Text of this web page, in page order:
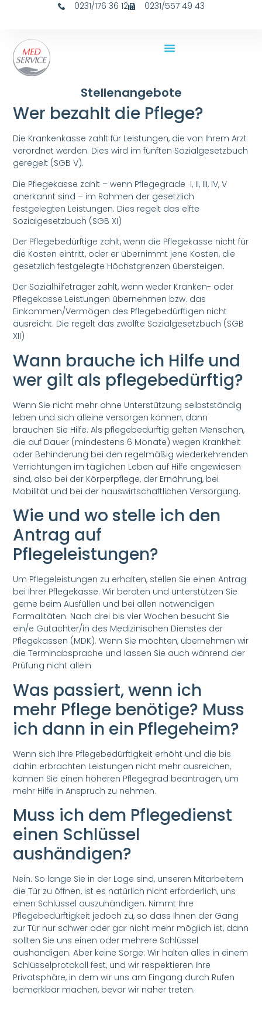
0231/176 36 12 0231/557 49 43
Stellenangebote
Wer bezahlt die Pflege?
Die Krankenkasse zahlt für Leistungen, die von Ihrem Arzt
verordnet werden. Dies wird im fünften Sozialgesetzbuch
geregelt (SGB V).
Die Pflegekasse zahlt – wenn Pflegegrade I, II, III, IV, V
anerkannt sind – im Rahmen der gesetzlich
festgelegten Leistungen. Dies regelt das elfte
Sozialgesetzbuch (SGB XI)
Der Pflegebedürftige zahlt, wenn die Pflegekasse nicht für
die Kosten eintritt, oder er übernimmt jene Kosten, die
gesetzlich festgelegte Höchstgrenzen übersteigen.
Der Sozialhilfeträger zahlt, wenn weder Kranken- oder
Pflegekasse Leistungen übernehmen bzw. das
Einkommen/Vermögen des Pflegebedürftigen nicht
ausreicht. Die regelt das zwölfte Sozialgesetzbuch (SGB
XII)
Wann brauche ich Hilfe und
wer gilt als pflegebedürftig?
Wenn Sie nicht mehr ohne Unterstützung selbstständig
leben und sich alleine versorgen können, dann
brauchen Sie Hilfe. Als pflegebedürftig gelten Menschen,
die auf Dauer (mindestens 6 Monate) wegen Krankheit
oder Behinderung bei den regelmäßig wiederkehrenden
Verrichtungen im täglichen Leben auf Hilfe angewiesen
sind, also bei der Körperpflege, der Ernährung, bei
Mobilität und bei der hauswirtschaftlichen Versorgung.
Wie und wo stelle ich den
Antrag auf
Pflegeleistungen?
Um Pflegeleistungen zu erhalten, stellen Sie einen Antrag
bei Ihrer Pflegekasse. Wir beraten und unterstützen Sie
gerne beim Ausfüllen und bei allen notwendigen
Formalitäten. Nach drei bis vier Wochen besucht Sie
ein/e Gutachter/in des Medizinischen Dienstes der
Pflegekassen (MDK). Wenn Sie möchten, übernehmen wir
die Terminabsprache und lassen Sie auch während der
Prüfung nicht allein
Was passiert, wenn ich
mehr Pflege benötige? Muss
ich dann in ein Pflegeheim?
Wenn sich Ihre Pflegebedürftigkeit erhöht und die bis
dahin erbrachten Leistungen nicht mehr ausreichen,
können Sie einen höheren Pflegegrad beantragen, um
mehr Hilfe in Anspruch zu nehmen.
Muss ich dem Pflegedienst
einen Schlüssel
aushändigen?
Nein. So lange Sie in der Lage sind, unseren Mitarbeitern
die Tür zu öffnen, ist es natürlich nicht erforderlich, uns
einen Schlüssel auszuhändigen. Nimmt Ihre
Pflegebedürftigkeit jedoch zu, so dass Ihnen der Gang
zur Tür nur schwer oder gar nicht mehr möglich ist, dann
sollten Sie uns einen oder mehrere Schlüssel
aushändigen. Aber keine Sorge: Wir halten alles in einem
Schlüsselprotokoll fest, und wir respektieren Ihre
Privatsphäre, in dem wir uns am Eingang durch Rufen
bemerkbar machen, bevor wir näher treten.